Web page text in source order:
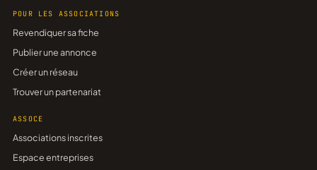
POUR LES ASSOCIATIONS
Revendiquer sa fiche
Publier une annonce
Créer un réseau
Trouver un partenariat
ASSOCE
Associations inscrites
Espace entreprises